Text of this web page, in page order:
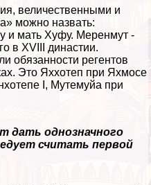
величественными и
можно назвать:
и мать Хуфу. Меренмут -
в XVIII династии.
обязанности регентов
Это Яххотеп при Яхмосе
I, Мутемуйа при
дать однозначного
считать первой